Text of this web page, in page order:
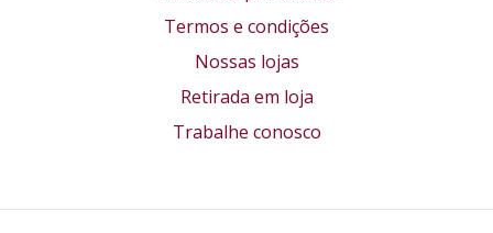
Termos e condições
Nossas lojas
Retirada em loja
Trabalhe conosco